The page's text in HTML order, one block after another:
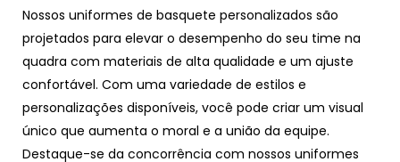
Nossos uniformes de basquete personalizados são
projetados para elevar o desempenho do seu time na
quadra com materiais de alta qualidade e um ajuste
confortável. Com uma variedade de estilos e
personalizações disponíveis, você pode criar um visual
único que aumenta o moral e a união da equipe.
Destaque-se da concorrência com nossos uniformes